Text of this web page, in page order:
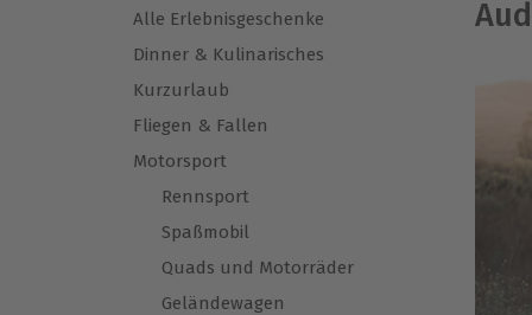
Alle Erlebnisgeschenke
Dinner & Kulinarisches
Kurzurlaub
Fliegen & Fallen
Motorsport
Rennsport
Spaßmobil
Quads und Motorräder
Geländewagen